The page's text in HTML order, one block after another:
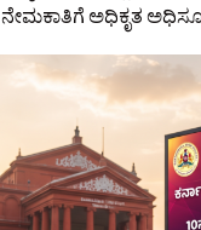
ನೇಮಕಾತಿಗೆ ಅಧಿಕೃತ